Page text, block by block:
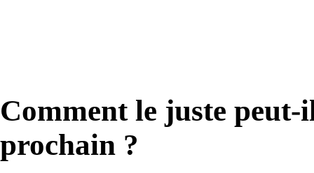
Comment le juste
prochain ?